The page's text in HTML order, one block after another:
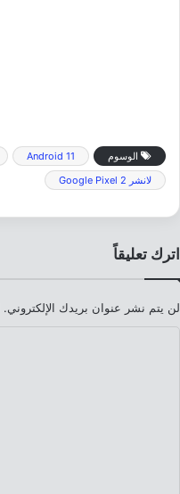
الوسوم Android 11
لانشر Google Pixel 2
اترك تعليقاً
لن يتم نشر عنوان بريدك الإلكتروني.